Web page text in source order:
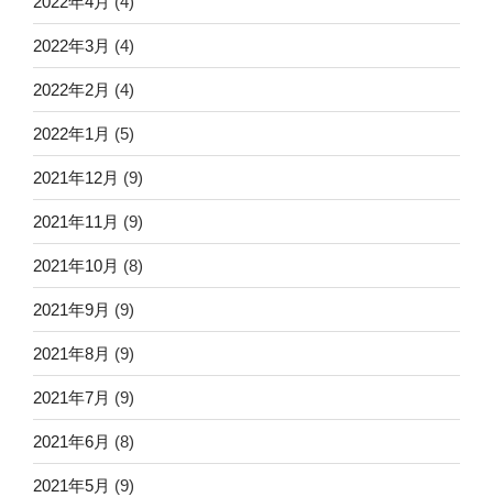
2022年3月 (4)
2022年2月 (4)
2022年1月 (5)
2021年12月 (9)
2021年11月 (9)
2021年10月 (8)
2021年9月 (9)
2021年8月 (9)
2021年7月 (9)
2021年6月 (8)
2021年5月 (9)